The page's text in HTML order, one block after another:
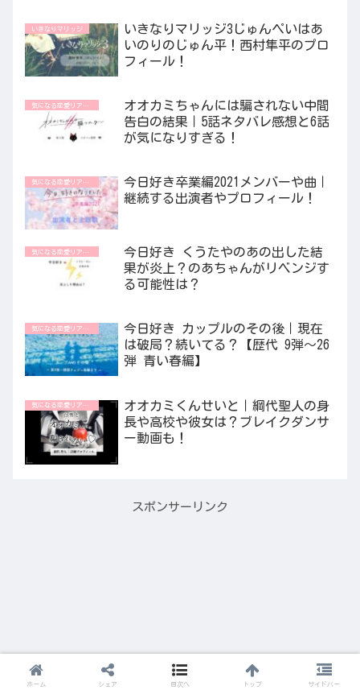
いきなりマリッジ
いきなりマリッジ3じゅんペいはあ
いのりのじゅん平！西村隼平のプロ
フィール！
気になる恋愛リアリティ番組
オオカミちゃんには騙されない中間
告白の結果｜5話ネタバレ感想と6話
が気になりすぎる！
気になる恋愛リアリティ番組
今日好き卒業編2021メンバーや曲｜
継続する出演者やプロフィール！
気になる恋愛リアリティ番組
今日好き くうたやのあの出した結
果が炎上？のあちゃんがリベンジす
る可能性は？
気になる恋愛リアリティ番組
今日好き カップルのその後｜現在
は破局？続いてる？【歴代 9弾〜26
弾 青い春編】
気になる恋愛リアリティ番組
オオカミくんせいと｜綱代聖人の身
長や高校や彼女は？ブレイクダンサ
ー動画も！
スポンサーリンク
ホーム シェア 目次へ トップ サイドバー